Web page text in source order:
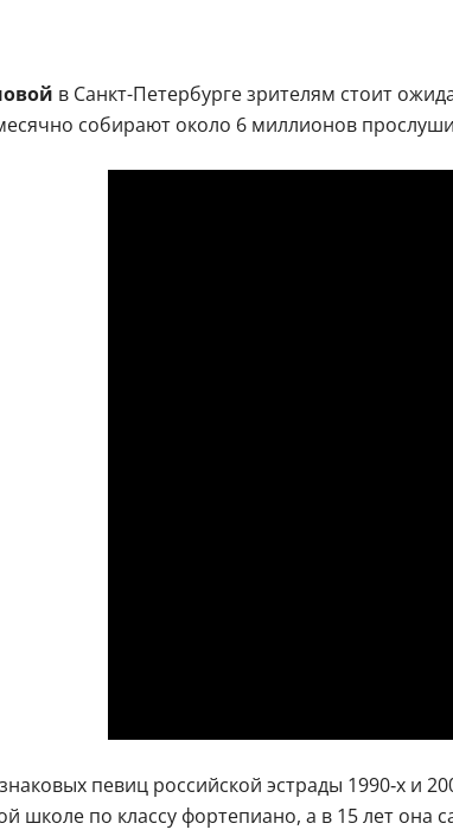
в Санкт-Петербурге зрителям стоит
собирают около 6 миллионов
певиц российской эстрады 1990‑х и
школе по классу фортепиано, а в 15 лет она